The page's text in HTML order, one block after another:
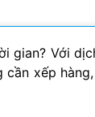
gian? Với
cần xếp